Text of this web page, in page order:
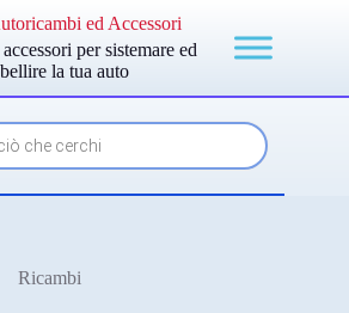
ed Accessori
per sistemare ed
la tua auto
Ricambi